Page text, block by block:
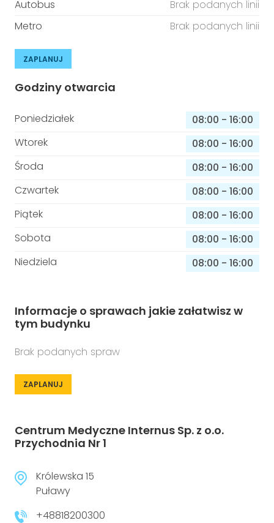
Autobus
Brak podanych linii
Metro
Brak podanych linii
ZAPLANUJ
Godziny otwarcia
Poniedziałek 08:00 - 16:00
Wtorek
08:00 - 16:00
Środa
08:00 - 16:00
Czwartek
08:00 - 16:00
Piątek
08:00 - 16:00
Sobota
08:00 - 16:00
Niedziela
08:00 - 16:00
Informacje o sprawach jakie załatwisz w
tym budynku
Brak podanych spraw
ZAPLANUJ
Centrum Medyczne Internus Sp. z o.o.
Przychodnia Nr 1
Królewska 15
Puławy
+48818200300